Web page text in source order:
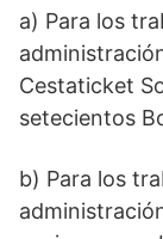
a) Para los
Cestaticket
setecientos
b) Para los